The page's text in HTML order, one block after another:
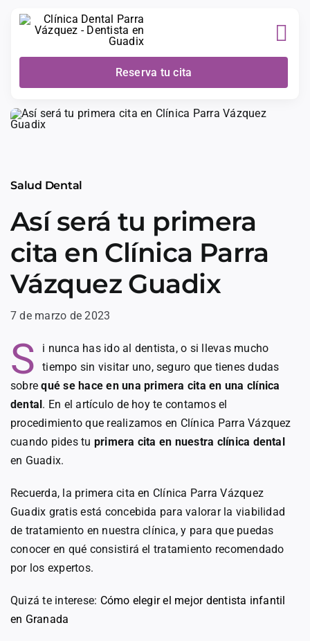
Reserva tu cita
Salud Dental
Así será tu primera
cita en Clínica Parra
Vázquez Guadix
7 de marzo de 2023
S
i nunca has ido al dentista, o si llevas mucho
tiempo sin visitar uno, seguro que tienes dudas
sobrequé se hace en una primera cita en una clínica
dental. En el artículo de hoy te contamos el
procedimiento que realizamos en Clínica Parra Vázquez
cuando pides tu primera cita en nuestra clínica dental
en Guadix.
Recuerda, la primera cita en Clínica Parra Vázquez
Guadix gratis está concebida para valorar la viabilidad
de tratamiento en nuestra clínica, y para que puedas
conocer en qué consistirá el tratamiento recomendado
por los expertos.
Quizá te interese: Cómo elegir el mejor dentista infantil
en Granada